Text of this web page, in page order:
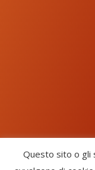
Questo sito o gli